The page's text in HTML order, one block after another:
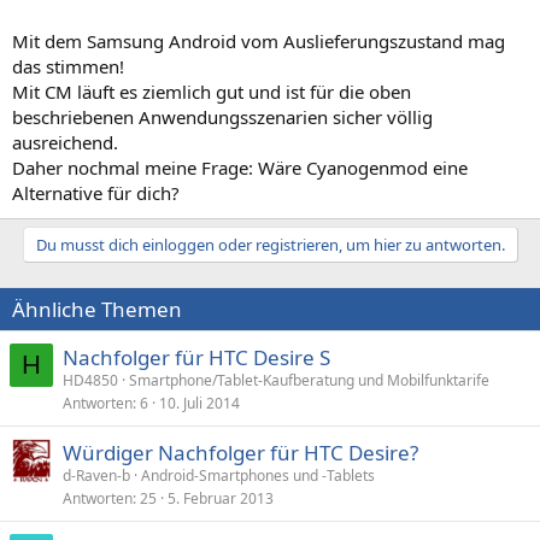
Mit dem Samsung Android vom Auslieferungszustand mag
das stimmen!
Mit CM läuft es ziemlich gut und ist für die oben
beschriebenen Anwendungsszenarien sicher völlig
ausreichend.
Daher nochmal meine Frage: Wäre Cyanogenmod eine
Alternative für dich?
Du musst dich einloggen oder registrieren, um hier zu antworten.
Ähnliche Themen
H Nachfolger für HTC Desire S
HD4850 Smartphone/Tablet-Kaufberatung und Mobilfunktarife
Antworten 6 10. Juli 2014
Würdiger Nachfolger für HTC Desire?
d-Raven-b Android-Smartphones und -Tablets
Antworten 25 5. Februar 2013